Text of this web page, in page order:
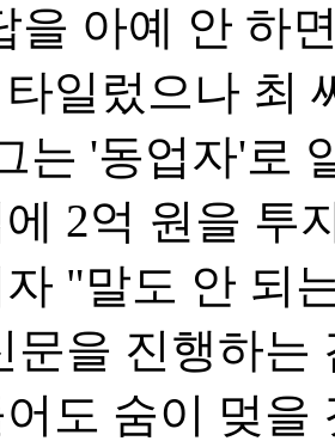
을 아예 안 하
일렀으나 최
는 '동업자'로
2억 원을 투
"말도 안 되
문을 진행하
도 숨이 멎을